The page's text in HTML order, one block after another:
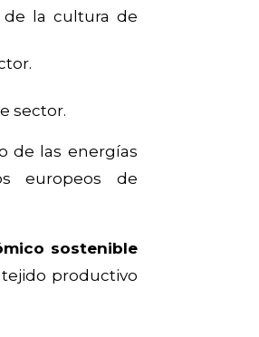
de la cultura de
sector.
de las energías
europeos de
sostenible
productivo